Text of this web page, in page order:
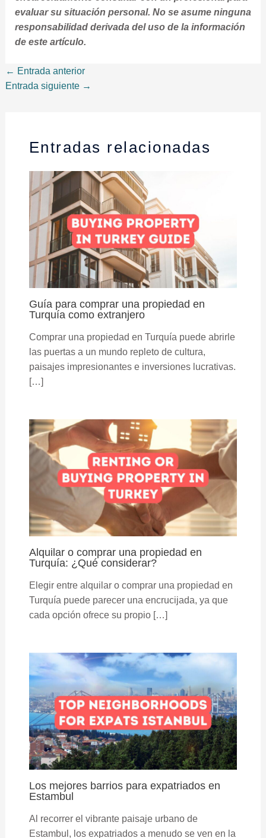
evaluar su situación personal. No se asume ninguna
responsabilidad derivada del uso de la información
de este artículo.
← Entrada anterior
Entrada siguiente →
Entradas relacionadas
Guía para comprar una propiedad en
Turquía como extranjero
Comprar una propiedad en Turquía puede abrirle
las puertas a un mundo repleto de cultura,
paisajes impresionantes e inversiones lucrativas.
[…]
Alquilar o comprar una propiedad en
Turquía: ¿Qué considerar?
Elegir entre alquilar o comprar una propiedad en
Turquía puede parecer una encrucijada, ya que
cada opción ofrece su propio […]
Los mejores barrios para expatriados en
Estambul
Al recorrer el vibrante paisaje urbano de
Estambul, los expatriados a menudo se ven en la